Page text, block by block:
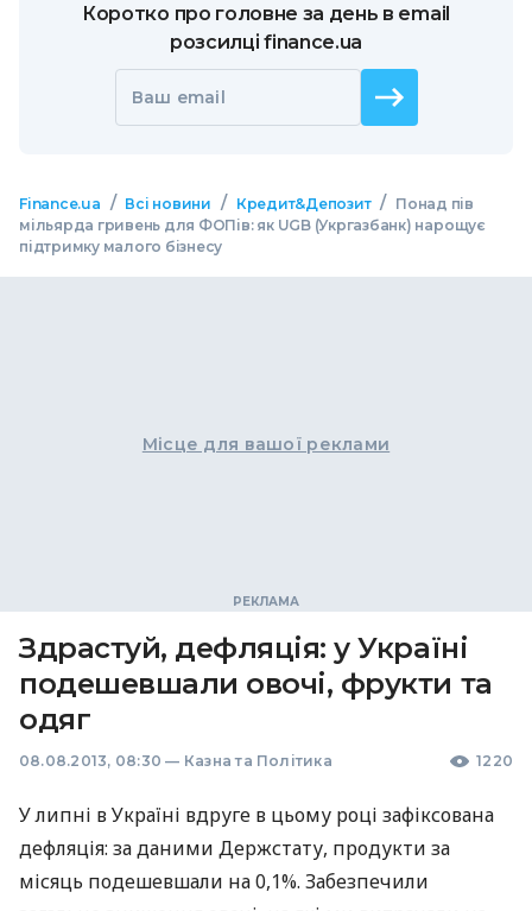
Коротко про головне за день в email
розсилці finance.ua
Ваш email
Finance.ua / Всі новини / Кредит&Депозит / Понад пів
мільярда гривень для ФОПів: як UGB (Укргазбанк) нарощує
підтримку малого бізнесу
Місце для вашої реклами
Здрастуй, дефляція: у Україні
подешевшали овочі, фрукти та
одяг
08.08.2013, 08:30 — Казна та Політика 1220
У липні в Україні вдруге в цьому році зафіксована
дефляція: за даними Держстату, продукти за
місяць подешевшали на 0,1%. Забезпечили